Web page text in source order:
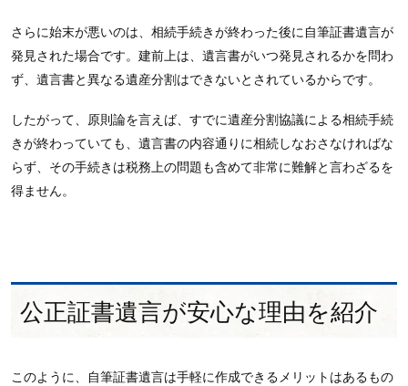
さらに始末が悪いのは、相続手続きが終わった後に自筆証書遺言が
発見された場合です。建前上は、遺言書がいつ発見されるかを問わ
ず、遺言書と異なる遺産分割はできないとされているからです。
したがって、原則論を言えば、すでに遺産分割協議による相続手続
きが終わっていても、遺言書の内容通りに相続しなおさなければな
らず、その手続きは税務上の問題も含めて非常に難解と言わざるを
得ません。
公正証書遺言が安心な理由を紹介
このように、自筆証書遺言は手軽に作成できるメリットはあるもの